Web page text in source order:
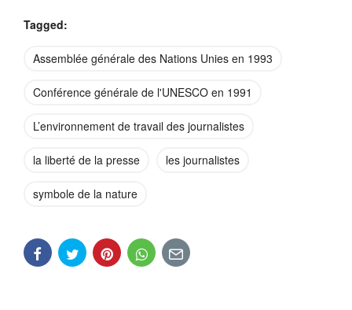
Tagged:
Assemblée générale des Nations Unies en 1993
Conférence générale de l'UNESCO en 1991
L’environnement de travail des journalistes
la liberté de la presse les journalistes
symbole de la nature